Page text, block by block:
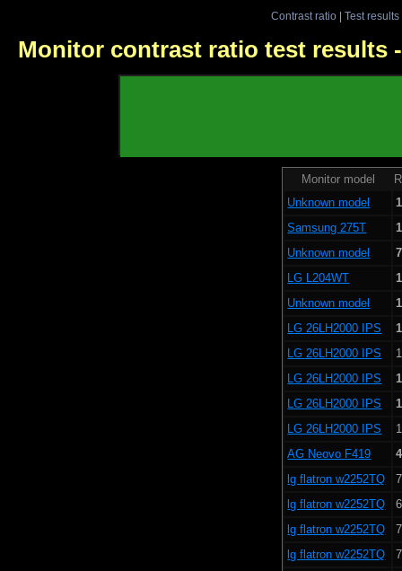
Contrast ratio| Test results
Monitor contrast ratio test results
Monitor model
Unknown model
Samsung 275T
Unknown model
LG L204WT
Unknown model
LG 26LH2000 IPS
LG 26LH2000 IPS
LG 26LH2000 IPS
LG 26LH2000 IPS
LG 26LH2000 IPS
AG Neovo F419
lg flatron w2252TQ
lg flatron w2252TQ
lg flatron w2252TQ
lg flatron w2252TQ